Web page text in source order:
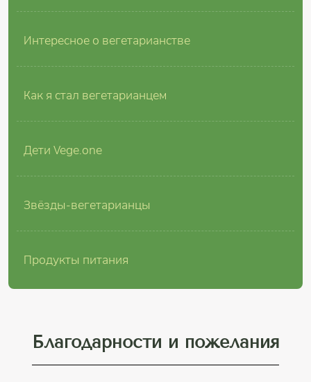
Интересное о вегетарианстве
Как я стал вегетарианцем
Дети Vege.one
Звёзды-вегетарианцы
Продукты питания
Благодарности и пожелания